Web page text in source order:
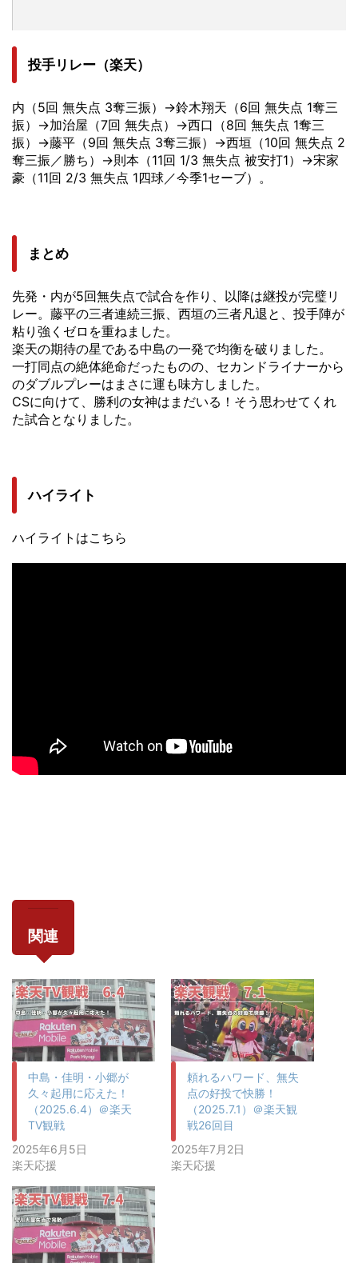
投手リレー（楽天）
内（5回 無失点 3奪三振）→鈴木翔天（6回 無失点 1奪三
振）→加治屋（7回 無失点）→西口（8回 無失点 1奪三
振）→藤平（9回 無失点 3奪三振）→西垣（10回 無失点 2
奪三振／勝ち）→則本（11回 1/3 無失点 被安打1）→宋家
豪（11回 2/3 無失点 1四球／今季1セーブ）。
まとめ
先発・内が5回無失点で試合を作り、以降は継投が完璧リ
レー。藤平の三者連続三振、西垣の三者凡退と、投手陣が
粘り強くゼロを重ねました。
楽天の期待の星である中島の一発で均衡を破りました。
一打同点の絶体絶命だったものの、セカンドライナーから
のダブルプレーはまさに運も味方しました。
CSに向けて、勝利の女神はまだいる！そう思わせてくれ
た試合となりました。
ハイライト
ハイライトはこちら
関連
中島・佳明・小郷が
久々起用に応えた！
（2025.6.4）＠楽天
TV観戦
2025年6月5日
楽天応援
頼れるハワード、無失
点の好投で快勝！
（2025.7.1）＠楽天観
戦26回目
2025年7月2日
楽天応援